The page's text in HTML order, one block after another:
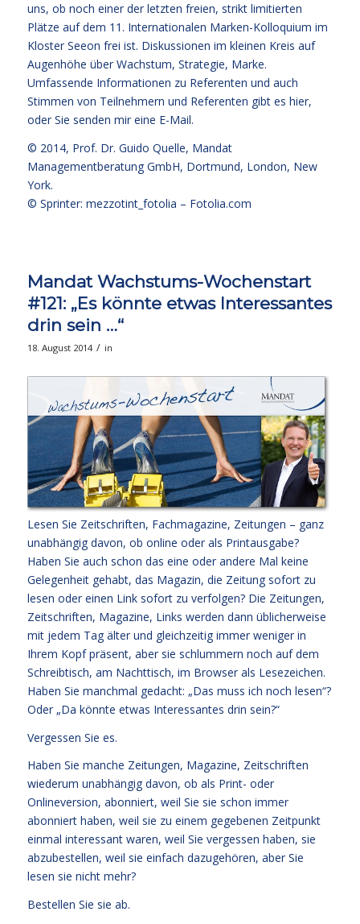
uns, ob noch einer der letzten freien, strikt limitierten
Plätze auf dem 11. Internationalen Marken-Kolloquium im
Kloster Seeon frei ist. Diskussionen im kleinen Kreis auf
Augenhöhe über Wachstum, Strategie, Marke.
Umfassende Informationen zu Referenten und auch
Stimmen von Teilnehmern und Referenten gibt es hier,
oder Sie senden mir eine E-Mail.
© 2014, Prof. Dr. Guido Quelle, Mandat
Managementberatung GmbH, Dortmund, London, New
York.
© Sprinter: mezzotint_fotolia – Fotolia.com
Mandat Wachstums-Wochenstart
#121: „Es könnte etwas Interessantes
drin sein …“
18. August 2014 / in
Lesen Sie Zeitschriften, Fachmagazine, Zeitungen – ganz
unabhängig davon, ob online oder als Printausgabe?
Haben Sie auch schon das eine oder andere Mal keine
Gelegenheit gehabt, das Magazin, die Zeitung sofort zu
lesen oder einen Link sofort zu verfolgen? Die Zeitungen,
Zeitschriften, Magazine, Links werden dann üblicherweise
mit jedem Tag älter und gleichzeitig immer weniger in
Ihrem Kopf präsent, aber sie schlummern noch auf dem
Schreibtisch, am Nachttisch, im Browser als Lesezeichen.
Haben Sie manchmal gedacht: „Das muss ich noch lesen“?
Oder „Da könnte etwas Interessantes drin sein?“
Vergessen Sie es.
Haben Sie manche Zeitungen, Magazine, Zeitschriften
wiederum unabhängig davon, ob als Print- oder
Onlineversion, abonniert, weil Sie sie schon immer
abonniert haben, weil sie zu einem gegebenen Zeitpunkt
einmal interessant waren, weil Sie vergessen haben, sie
abzubestellen, weil sie einfach dazugehören, aber Sie
lesen sie nicht mehr?
Bestellen Sie sie ab.